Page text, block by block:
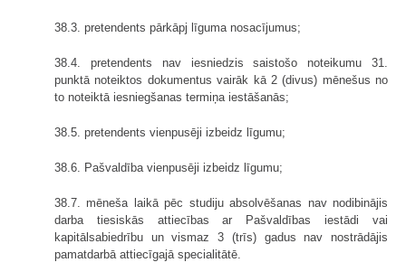
38.3. pretendents pārkāpj līguma nosacījumus;
38.4. pretendents nav iesniedzis saistošo noteikumu 31.
punktā noteiktos dokumentus vairāk kā 2 (divus) mēnešus no
to noteiktā iesniegšanas termiņa iestāšanās;
38.5. pretendents vienpusēji izbeidz līgumu;
38.6. Pašvaldība vienpusēji izbeidz līgumu;
38.7. mēneša laikā pēc studiju absolvēšanas nav nodibinājis
darba tiesiskās attiecības ar Pašvaldības iestādi vai
kapitālsabiedrību un vismaz 3 (trīs) gadus nav nostrādājis
pamatdarbā attiecīgajā specialitātē.